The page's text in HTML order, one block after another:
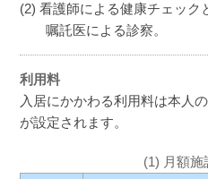
看護師による健康チェック
嘱託医による診察。
利用料
入居にかかわる利用料は本人
が設定されます。
(1) 月額施